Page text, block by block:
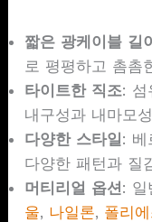
짧은 광케이블 길
로 평평하고 촘촘
타이트한 직조: 섬
내구성과 내마모
다양한 스타일: 베
다양한 패턴과 질
머티리얼 옵션: 일
울, 나일론, 폴리